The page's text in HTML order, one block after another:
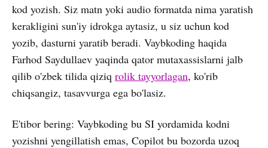
kod yozish. Siz matn yoki audio formatda nima yaratish
kerakligini sun'iy idrokga aytasiz, u siz uchun kod
yozib, dasturni yaratib beradi. Vaybkoding haqida
Farhod Saydullaev yaqinda qator mutaxassislarni jalb
qilib o'zbek tilida qiziq rolik tayyorlagan, ko'rib
chiqsangiz, tasavvurga ega bo'lasiz.
E'tibor bering: Vaybkoding bu SI yordamida kodni
yozishni yengillatish emas, Copilot bu bozorda uzoq